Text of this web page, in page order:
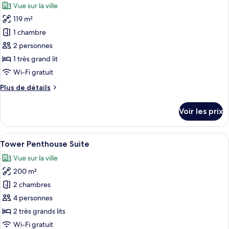
Studio
Panoramique
les
photos
pour
ce
type
de
chambre :
Chambre
Vue sur la ville
119 m²
1 chambre
2 personnes
1 très grand lit
Wi-Fi gratuit
Plus de détails
Plus
le
type
de
Chambre
Signature
Voir les prix
Afficher
toutes
les
photos
pour
ce
type
de
Un hall d’hôtel moderne avec un
7
Tower Penthouse Suite
Vue sur la ville
200 m²
2 chambres
4 personnes
2 très grands lits
Wi-Fi gratuit